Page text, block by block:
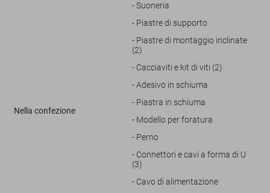
Nella confezione
- Suoneria
- Piastre di supporto
- Piastre di montaggio inclinate
(2)
- Cacciaviti e kit di viti (2)
- Adesivo in schiuma
- Piastra in schiuma
- Modello per foratura
- Perno
- Connettori e cavi a forma di U
(3)
- Cavo di alimentazione